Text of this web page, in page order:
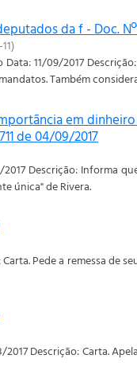
da f - Doc.
)
11/09/2017
Também
em
de 04/09/2017
Descrição: Informa
única" de Rivera.
Pede a remessa de
Descrição: Carta.